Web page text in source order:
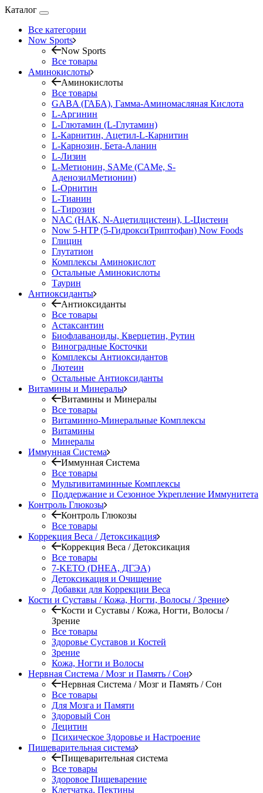
Каталог
Все категории
Now Sports
Now Sports
Все товары
Аминокислоты
Аминокислоты
Все товары
GABA (ГАБА), Гамма-Аминомасляная Кислота
L-Аргинин
L-Глютамин (L-Глутамин)
L-Карнитин, Ацетил-L-Карнитин
L-Карнозин, Бета-Аланин
L-Лизин
L-Метионин, SAMe (САМе, S-
АденозилМетионин)
L-Орнитин
L-Тианин
L-Тирозин
NAC (НАК, N-Ацетилцистеин), L-Цистеин
Now 5-HTP (5-ГидроксиТриптофан) Now Foods
Глицин
Глутатион
Комплексы Аминокислот
Остальные Аминокислоты
Таурин
Антиоксиданты
Антиоксиданты
Все товары
Астаксантин
Биофлаваноиды, Кверцетин, Рутин
Виноградные Косточки
Комплексы Антиоксидантов
Лютеин
Остальные Антиоксиданты
Витамины и Минералы
Витамины и Минералы
Все товары
Витаминно-Минеральные Комплексы
Витамины
Минералы
Иммунная Система
Иммунная Система
Все товары
Мультивитаминные Комплексы
Поддержание и Сезонное Укрепление Иммунитета
Контроль Глюкозы
Контроль Глюкозы
Все товары
Коррекция Веса / Детоксикация
Коррекция Веса / Детоксикация
Все товары
7-KETO (DHEA, ДГЭА)
Детоксикация и Очищение
Добавки для Коррекции Веса
Кости и Суставы / Кожа, Ногти, Волосы / Зрение
Кости и Суставы / Кожа, Ногти, Волосы /
Зрение
Все товары
Здоровье Суставов и Костей
Зрение
Кожа, Ногти и Волосы
Нервная Система / Мозг и Память / Сон
Нервная Система / Мозг и Память / Сон
Все товары
Для Мозга и Памяти
Здоровый Сон
Лецитин
Психическое Здоровье и Настроение
Пищеварительная система
Пищеварительная система
Все товары
Здоровое Пищеварение
Клетчатка, Пектины